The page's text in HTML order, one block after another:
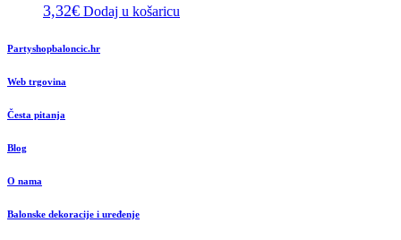
3,32€ Dodaj u košaricu
Partyshopbaloncic.hr
Web trgovina
Česta pitanja
Blog
O nama
Balonske dekoracije i uređenje